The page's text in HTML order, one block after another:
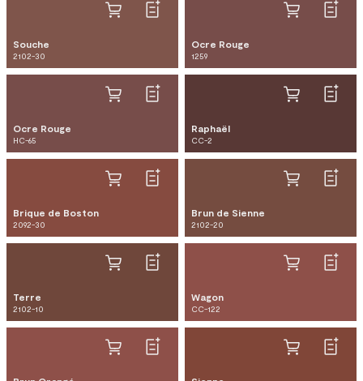
Souche
2102-30
Ocre Rouge
1259
Ocre Rouge
HC-65
Raphaël
CC-2
Brique de Boston
2092-30
Brun de Sienne
2102-20
Terre
2102-10
Wagon
CC-122